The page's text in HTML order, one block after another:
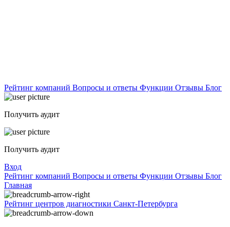
Рейтинг компаний Вопросы и ответы Функции Отзывы Блог
Получить аудит
Получить аудит
Вход
Рейтинг компаний Вопросы и ответы Функции Отзывы Блог
Главная
Рейтинг центров диагностики Санкт-Петербурга